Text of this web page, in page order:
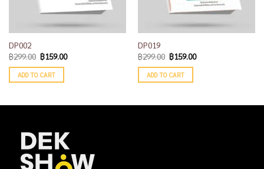
DP002
฿299.00 ฿159.00
ADD TO CART
DP019
฿299.00 ฿159.00
ADD TO CART